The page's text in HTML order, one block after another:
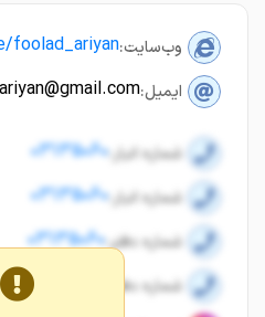
وب‌سایت:
ایمیل:
شماره انبار: 03135060
شماره انبار: 03135060
شماره دفتر:03135060
شماره دفتر: 03135060